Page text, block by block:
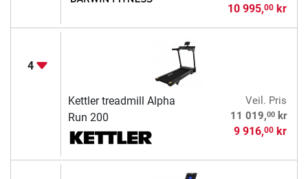
10 995,00kr
4
Kettler treadmill Alpha
Run 200
Veil. Pris
11 019,00kr
9 916,00kr